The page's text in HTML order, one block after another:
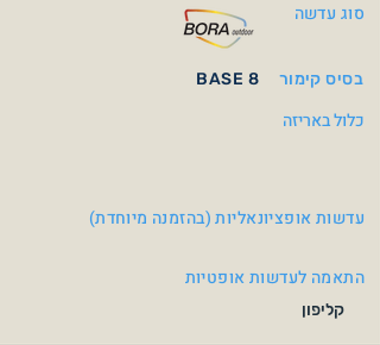
סוג עדשה
BASE 8 בסיס קימור
כלול באריזה
עדשות אופציונאליות (בהזמנה מיוחדת)
התאמה לעדשות אופטיות
קליפון